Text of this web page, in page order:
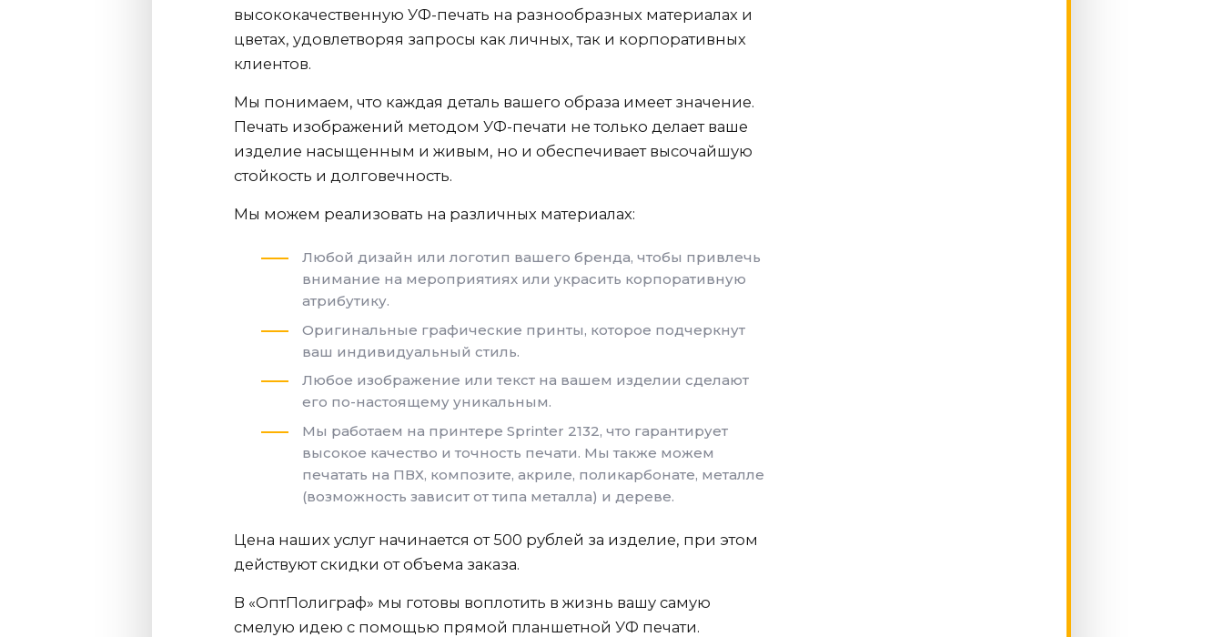
высококачественную УФ-печать на разнообразных материалах и
цветах, удовлетворяя запросы как личных, так и корпоративных
клиентов.
Мы понимаем, что каждая деталь вашего образа имеет значение.
Печать изображений методом УФ-печати не только делает ваше
изделие насыщенным и живым, но и обеспечивает высочайшую
стойкость и долговечность.
Мы можем реализовать на различных материалах:
Любой дизайн или логотип вашего бренда, чтобы привлечь
внимание на мероприятиях или украсить корпоративную
атрибутику.
Оригинальные графические принты, которое подчеркнут
ваш индивидуальный стиль.
Любое изображение или текст на вашем изделии сделают
его по-настоящему уникальным.
Мы работаем на принтере Sprinter 2132, что гарантирует
высокое качество и точность печати. Мы также можем
печатать на ПВХ, композите, акриле, поликарбонате, металле
(возможность зависит от типа металла) и дереве.
Цена наших услуг начинается от 500 рублей за изделие, при этом
действуют скидки от объема заказа.
В «ОптПолиграф» мы готовы воплотить в жизнь вашу самую
смелую идею с помощью прямой планшетной УФ печати.